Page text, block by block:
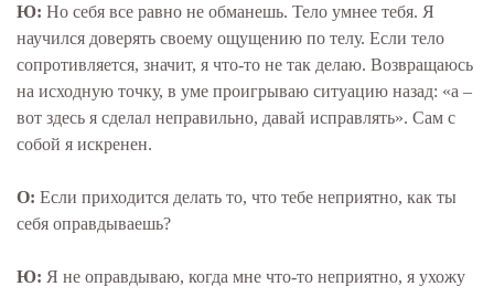
Ю: Но себя все равно не обманешь. Тело умнее тебя. Я
научился доверять своему ощущению по телу. Если тело
сопротивляется, значит, я что-то не так делаю. Возвращаюсь
на исходную точку, в уме проигрываю ситуацию назад: «а –
вот здесь я сделал неправильно, давай исправлять». Сам с
собой я искренен.
О: Если приходится делать то, что тебе неприятно, как ты
себя оправдываешь?
Ю: Я не оправдываю, когда мне что-то неприятно, я ухожу